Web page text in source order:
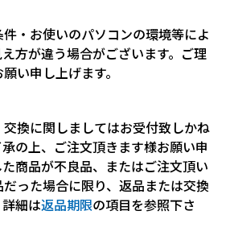
・お使いのパソコンの環境等によ
方が違う場合がございます。ご理
い申し上げます。
換に関しましてはお受付致しかね
の上、ご注文頂きます様お願い申
商品が不良品、またはご注文頂い
った場合に限り、返品または交換
細は返品期限の項目を参照下さ